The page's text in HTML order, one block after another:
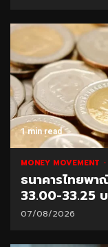
1 min read
MONEY MOVEMENT
ธนาคารไทยพา
33.00-33.25
07/08/2026